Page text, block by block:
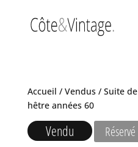
Accueil / Vendus/ Suite de
hêtre années 60
Vendu Réservé